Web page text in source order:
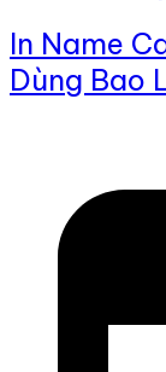
In Name
Dùng Bao